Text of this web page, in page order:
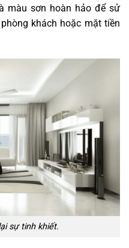
màu sơn hoàn hảo để sử
khách hoặc mặt tiền
sự tinh khiết.